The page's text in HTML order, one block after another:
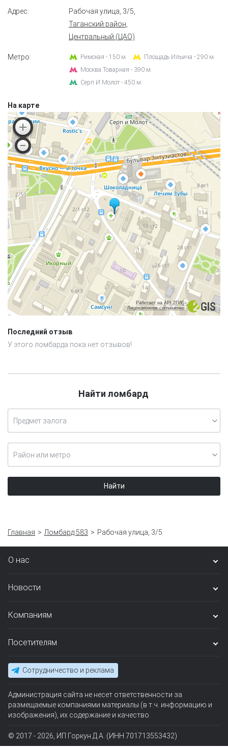
Адрес: Рабочая улица, 3/5
Таганский район,
Центральный (ЦАО)
Метро: Римская - 150 м.
Площадь Ильича - 290 м.
Москва Товарная - 390 м.
Серп И Молот - 450 м.
На карте
Работает на API 2ГИС
Лицензионное соглашение
Последний отзыв
У этого ломбарда пока нет отзывов!
Найти ломбард
Предмет залога
Район или метро
Найти
Главная Ломбард 583 Рабочая улица, 3/5
О нас
Новости
Компаниям
Посетителям
Сотрудничество и реклама
Администрация сайта не несет ответственности за
размещаемые компаниями материалы (в т.ч. информацию и
изображения), их содержание и качество.
© 2017 - 2026, ИП Горкун Д.А. (ИНН 701713553432)